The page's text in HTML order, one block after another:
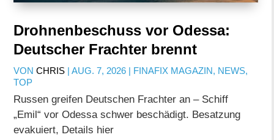
Drohnenbeschuss vor Odessa:
Deutscher Frachter brennt
VONCHRIS |AUG. 7, 2026 | FINAFIX MAGAZIN, NEWS,
TOP
Russen greifen Deutschen Frachter an – Schiff
„Emil“ vor Odessa schwer beschädigt. Besatzung
evakuiert, Details hier